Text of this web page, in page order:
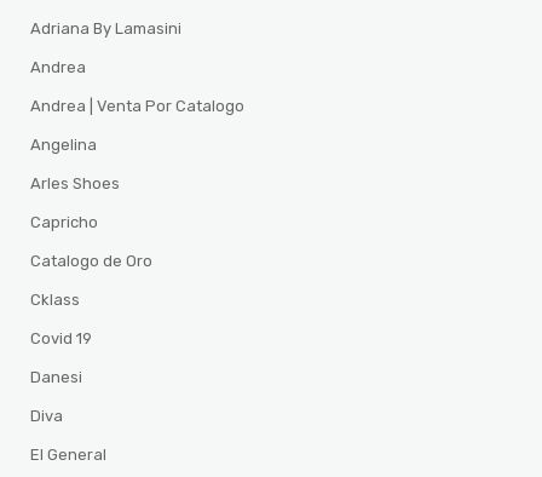
Adriana By Lamasini
Andrea
Andrea | Venta Por Catalogo
Angelina
Arles Shoes
Capricho
Catalogo de Oro
Cklass
Covid 19
Danesi
Diva
El General